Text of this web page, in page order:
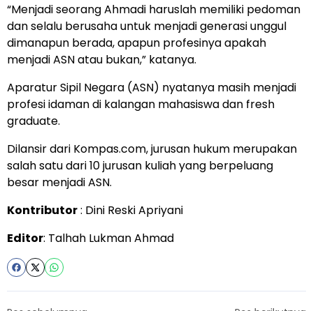
“Menjadi seorang Ahmadi haruslah memiliki pedoman
dan selalu berusaha untuk menjadi generasi unggul
dimanapun berada, apapun profesinya apakah
menjadi ASN atau bukan,” katanya.
Aparatur Sipil Negara (ASN) nyatanya masih menjadi
profesi idaman di kalangan mahasiswa dan fresh
graduate.
Dilansir dari Kompas.com, jurusan hukum merupakan
salah satu dari 10 jurusan kuliah yang berpeluang
besar menjadi ASN.
Kontributor: Dini Reski Apriyani
Editor: Talhah Lukman Ahmad